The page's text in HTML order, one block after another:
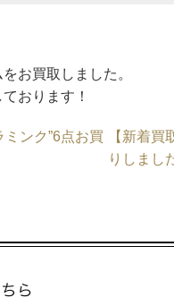
お買取しました。
おります！
ミンク”6点お買
【新着買
りしまし